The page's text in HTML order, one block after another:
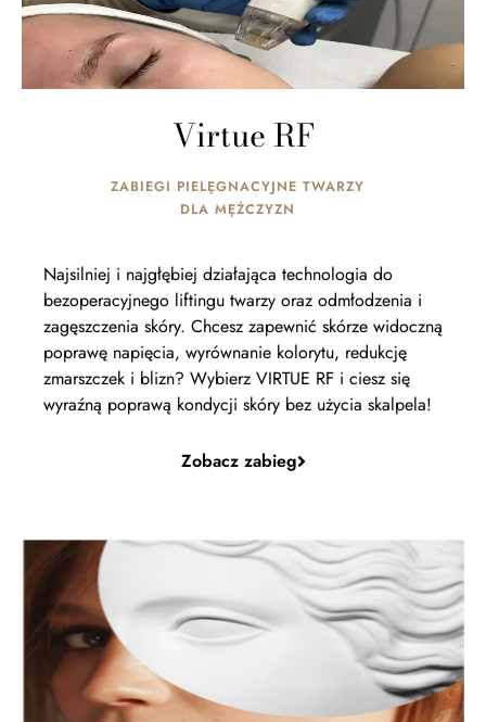
Virtue RF
ZABIEGI PIELĘGNACYJNE TWARZY
DLA MĘŻCZYZN
Najsilniej i najgłębiej działająca technologia do
bezoperacyjnego liftingu twarzy oraz odmłodzenia i
zagęszczenia skóry. Chcesz zapewnić skórze widoczną
poprawę napięcia, wyrównanie kolorytu, redukcję
zmarszczek i blizn? Wybierz VIRTUE RF i ciesz się
wyraźną poprawą kondycji skóry bez użycia skalpela!
Zobacz zabieg